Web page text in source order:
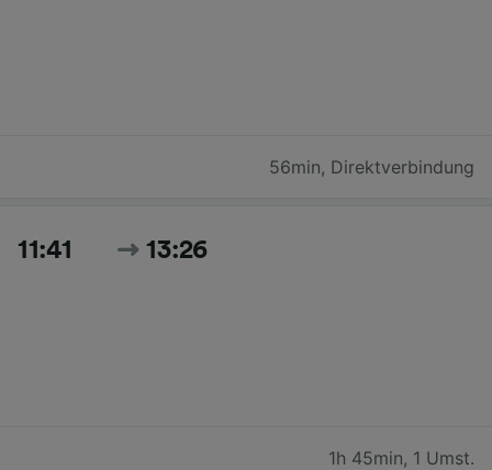
56min, Direktverbindung
11:41 13:26
1h 45min, 1 Umst.